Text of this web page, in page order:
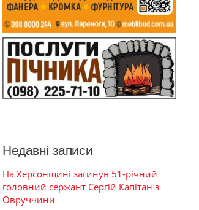
Недавні записи
На Херсонщині загинув 51-річний
головний сержант Сергій Капітан з
Овруччини